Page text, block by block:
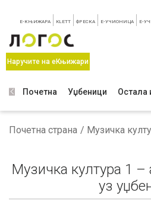
E-КЊИЖАРА KLETT ФРЕСКА E-УЧИОНИЦА E-
Наручите на еКњижари
Почетна Уџбеници Остала
Почетна страна
Музичка култура 1 –
уз